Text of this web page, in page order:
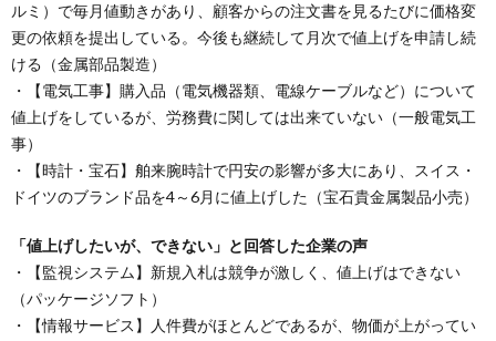
ルミ）で毎月値動きがあり、顧客からの注文書を見るたびに価格変
更の依頼を提出している。今後も継続して月次で値上げを申請し続
ける（金属部品製造）
・【電気工事】購入品（電気機器類、電線ケーブルなど）について
値上げをしているが、労務費に関しては出来ていない（一般電気工
事）
・【時計・宝石】舶来腕時計で円安の影響が多大にあり、スイス・
ドイツのブランド品を4～6月に値上げした（宝石貴金属製品小売）
「値上げしたいが、できない」と回答した企業の声
・【監視システム】新規入札は競争が激しく、値上げはできない
（パッケージソフト）
・【情報サービス】人件費がほとんどであるが、物価が上がってい